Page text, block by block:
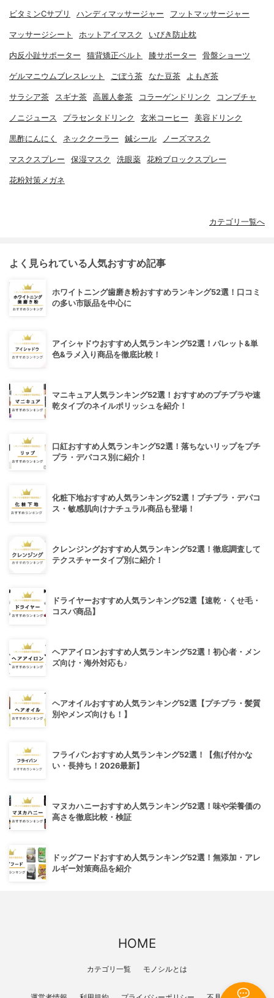
ビタミンCサプリ ハンディマッサージャー フットマッサージャー
マッサージシート ホットアイマスク いびき防止枕
内反小趾サポーター 猫背矯正ベルト 膝サポーター 骨盤ショーツ
ゲルマニウムブレスレット ごぼう茶 なた豆茶 よもぎ茶
サラシア茶 スギナ茶 高麗人参茶 コラーゲンドリンク コンブチャ
ノニジュース プラセンタドリンク 玄米コーヒー 美容ドリンク
黒酢にんにく ネッククーラー 鍼シール ノーズマスク
マスクスプレー 保湿マスク 洗眼薬 花粉ブロックスプレー
花粉対策メガネ
カテゴリ一覧へ
よく見られている人気おすすめ記事
ホワイトニング歯磨き粉おすすめランキング52選！口コミ
の多い市販品を中心に
アイシャドウおすすめ人気ランキング52選！パレット&単
色&ラメ入り商品を徹底比較！
マニキュア人気ランキング52選！おすすめのプチプラや速
乾タイプのネイルポリッシュを紹介！
口紅おすすめ人気ランキング52選！落ちないリップをプチ
プラ・デパコス別に紹介！
化粧下地おすすめ人気ランキング52選！プチプラ・デパコ
ス・敏感肌向けナチュラル商品も登場！
クレンジングおすすめ人気ランキング52選！徹底調査して
テクスチャータイプ別に紹介！
ドライヤーおすすめ人気ランキング52選【速乾・くせ毛・
コスパ商品】
ヘアアイロンおすすめ人気ランキング52選！初心者・メン
ズ向け・海外対応も♪
ヘアオイルおすすめ人気ランキング52選【プチプラ・髪質
別やメンズ向けも！】
フライパンおすすめ人気ランキング52選！【焦げ付かな
い・長持ち！2026最新】
マヌカハニーおすすめ人気ランキング52選！味や栄養価の
高さを徹底比較・検証
ドッグフードおすすめ人気ランキング52選！無添加・アレ
ルギー対策商品を紹介
HOME
カテゴリ一覧 モノシルとは